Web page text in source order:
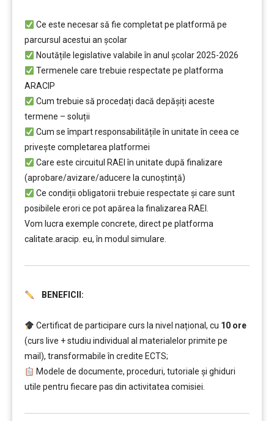
Ce este necesar să fie completat pe platformă pe
parcursul acestui an școlar
Noutățile legislative valabile în anul școlar 2025-2026
Termenele care trebuie respectate pe platforma
ARACIP
Cum trebuie să procedați dacă depăşiți aceste
termene – soluții
Cum se împart responsabilitățile în unitate în ceea ce
privește completarea platformei
Care este circuitul RAEI în unitate după finalizare
(aprobare/avizare/aducere la cunoştință)
Ce condiții obligatorii trebuie respectate şi care sunt
posibilele erori ce pot apărea la finalizarea RAEI.
Vom lucra exemple concrete, direct pe platforma
calitate.aracip. eu, în modul simulare.
BENEFICII:
Certificat de participare curs la nivel național, cu 10 ore
(curs live + studiu individual al materialelor primite pe
mail), transformabile în credite ECTS;
Modele de documente, proceduri, tutoriale și ghiduri
utile pentru fiecare pas din activitatea comisiei.